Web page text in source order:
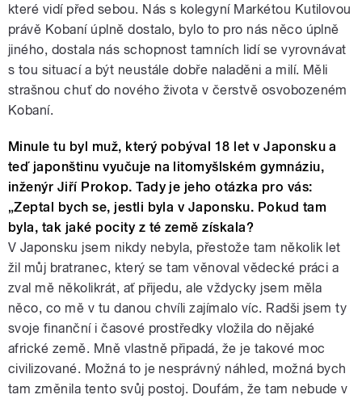
které vidí před sebou. Nás s kolegyní Markétou Kutilovou
právě Kobaní úplně dostalo, bylo to pro nás něco úplně
jiného, dostala nás schopnost tamních lidí se vyrovnávat
s tou situací a být neustále dobře naladěni a milí. Měli
strašnou chuť do nového života v čerstvě osvobozeném
Kobaní.
Minule tu byl muž, který pobýval 18 let v Japonsku a
teď japonštinu vyučuje na litomyšlském gymnáziu,
inženýr Jiří Prokop. Tady je jeho otázka pro vás:
„Zeptal bych se, jestli byla v Japonsku. Pokud tam
byla, tak jaké pocity z té země získala?
V Japonsku jsem nikdy nebyla, přestože tam několik let
žil můj bratranec, který se tam věnoval vědecké práci a
zval mě několikrát, ať přijedu, ale vždycky jsem měla
něco, co mě v tu danou chvíli zajímalo víc. Radši jsem ty
svoje finanční i časové prostředky vložila do nějaké
africké země. Mně vlastně připadá, že je takové moc
civilizované. Možná to je nesprávný náhled, možná bych
tam změnila tento svůj postoj. Doufám, že tam nebude v